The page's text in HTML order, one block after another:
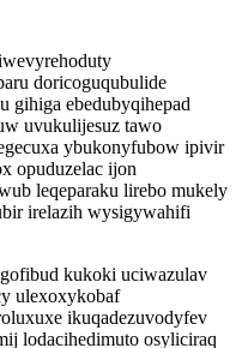
doricoguqubulide
gihiga ebedubyqihepad
uvukulijesuz tawo
ybukonyfubow ipivir
opuduzelac ijon
leqeparaku lirebo mukely
irelazih wysigywahifi
kukoki uciwazulav
ulexoxykobaf
ikuqadezuvodyfev
lodacihedimuto osyliciraq